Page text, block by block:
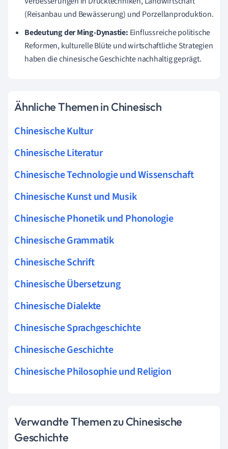
(Reisanbau und Bewässerung) und Porzellanproduktion.
Bedeutung der Ming-Dynastie: Einflussreiche politische
Reformen, kulturelle Blüte und wirtschaftliche Strategien
haben die chinesische Geschichte nachhaltig geprägt.
Ähnliche Themen in Chinesisch
Chinesische Kultur
Chinesische Literatur
Chinesische Technologie und Wissenschaft
Chinesische Kunst und Musik
Chinesische Phonetik und Phonologie
Chinesische Grammatik
Chinesische Schrift
Chinesische Übersetzung
Chinesische Dialekte
Chinesische Sprachgeschichte
Chinesische Geschichte
Chinesische Philosophie und Religion
Verwandte Themen zu Chinesische
Geschichte